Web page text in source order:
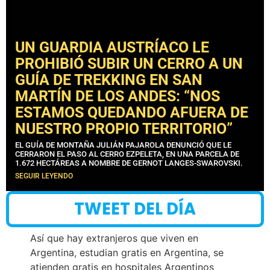
UN GUARDIA AUSTRÍACO LE
PROHIBIÓ SUBIR UN CERRO A UN
GUÍA DE TREKKING EN SAN
MARTÍN DE LOS ANDES: “NOS
ESTAMOS QUEDANDO AFUERA DE
NUESTRO PROPIO TERRITORIO”
EL GUÍA DE MONTAÑA JULIÁN PAJAROLA DENUNCIÓ QUE LE
CERRARON EL PASO AL CERRO EZPELETA, EN UNA PARCELA DE
1.672 HECTÁREAS A NOMBRE DE GERNOT LANGES-SWAROVSKI.
SEGUIR LEYENDO
TWEET DEL DÍA
Así que hay extranjeros que viven en
Argentina, estudian gratis en Argentina, se
atienden gratis en hospitales Argentinos